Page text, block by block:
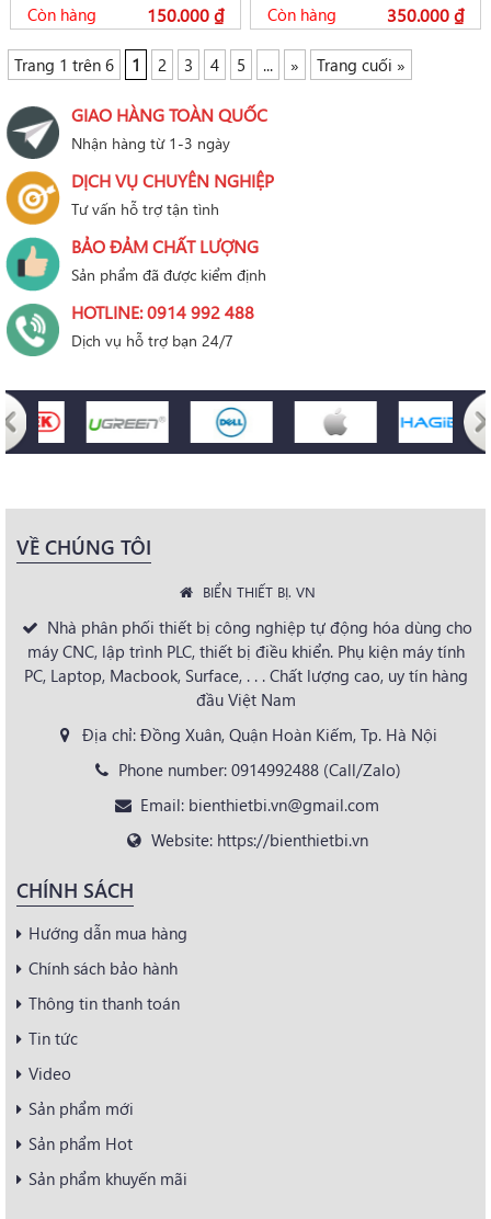
150.000₫
Còn hàng 350.000₫
Còn hàng
Trang 1 trên 6 1 2 3 4 5 ... » Trang cuối »
GIAO HÀNG TOÀN QUỐC
Nhận hàng từ 1-3 ngày
DỊCH VỤ CHUYÊN NGHIỆP
Tư vấn hỗ trợ tận tình
BẢO ĐẢM CHẤT LƯỢNG
Sản phẩm đã được kiểm định
HOTLINE: 0914 992 488
Dịch vụ hỗ trợ bạn 24/7
VỀ CHÚNG TÔI
BIỂN THIẾT BỊ. VN
Nhà phân phối thiết bị công nghiệp tự động hóa dùng cho
máy CNC, lập trình PLC, thiết bị điều khiển. Phụ kiện máy tính
PC, Laptop, Macbook, Surface, . . . Chất lượng cao, uy tín hàng
đầu Việt Nam
Địa chỉ: Đồng Xuân, Quận Hoàn Kiếm, Tp. Hà Nội
Phone number: 0914992488 (Call/Zalo)
Email: bienthietbi.vn@gmail.com
Website: https://bienthietbi.vn
CHÍNH SÁCH
Hướng dẫn mua hàng
Chính sách bảo hành
Thông tin thanh toán
Tin tức
Video
Sản phẩm mới
Sản phẩm Hot
Sản phẩm khuyến mãi